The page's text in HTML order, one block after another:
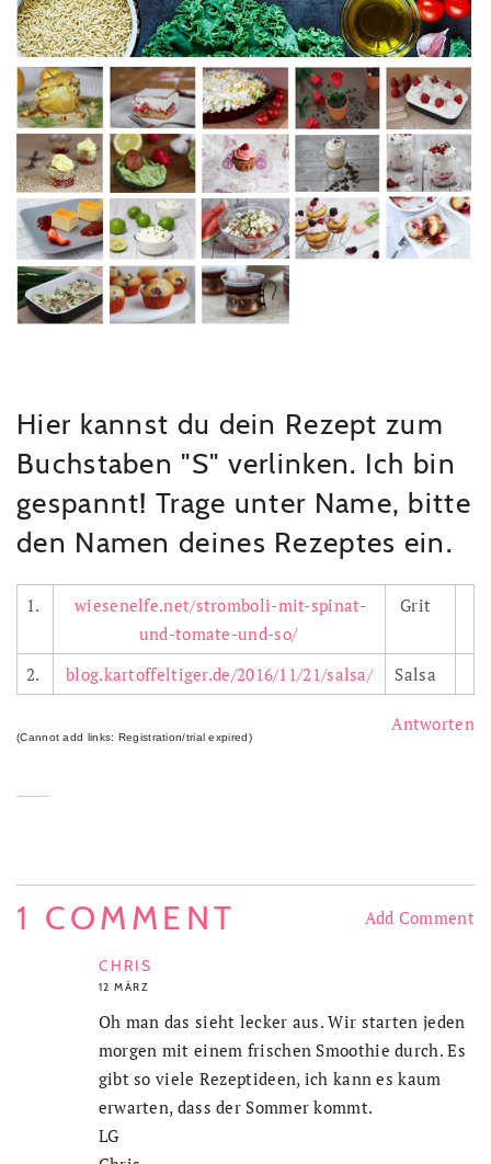
Hier kannst du dein Rezept zum
Buchstaben "S" verlinken. Ich bin
gespannt! Trage unter Name, bitte
den Namen deines Rezeptes ein.
1.
wiesenelfe.net/stromboli-mit-spinat-
und-tomate-und-so/
Grit
2. blog.kartoffeltiger.de/2016/11/21/salsa/ Salsa
(Cannot add links: Registration/trial expired)
1 COMMENT Add Comment
CHRIS
12 MÄRZ
Antworten
Oh man das sieht lecker aus. Wir starten jeden
morgen mit einem frischen Smoothie durch. Es
gibt so viele Rezeptideen, ich kann es kaum
erwarten, dass der Sommer kommt.
LG